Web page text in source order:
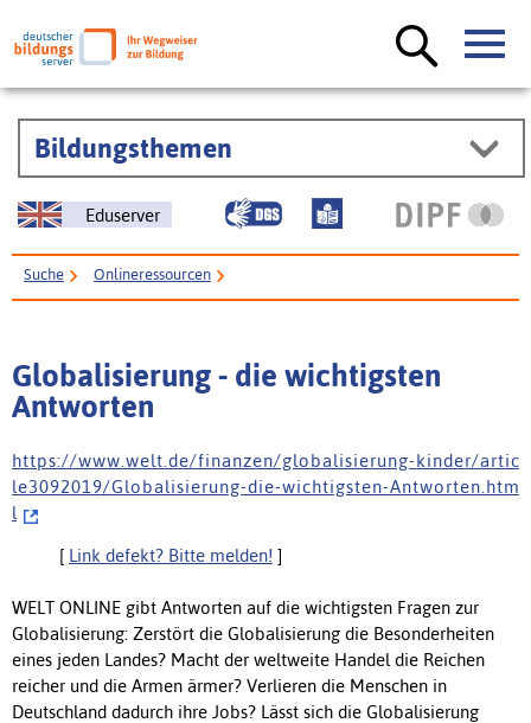
Bildungsthemen
Eduserver
Suche Onlineressourcen
Globalisierung - die wichtigsten
Antworten
h t t p s : / / w w w . w e l t . d e / f i n a n z e n / g l o b a l i s i e r u n g - k i n d e r / a r t i c
l e 3 0 9 2 0 1 9 / G l o b a l i s i e r u n g - d i e - w i c h t i g s t e n - A n t w o r t e n . h t m
l
[ Link defekt? Bitte melden! ]
WELT ONLINE gibt Antworten auf die wichtigsten Fragen zur
Globalisierung: Zerstört die Globalisierung die Besonderheiten
eines jeden Landes? Macht der weltweite Handel die Reichen
reicher und die Armen ärmer? Verlieren die Menschen in
Deutschland dadurch ihre Jobs? Lässt sich die Globalisierung